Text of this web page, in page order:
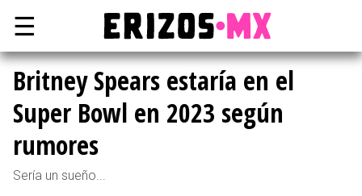
☰
Britney Spears estaría en el
Super Bowl en 2023 según
rumores
Sería un sueño...